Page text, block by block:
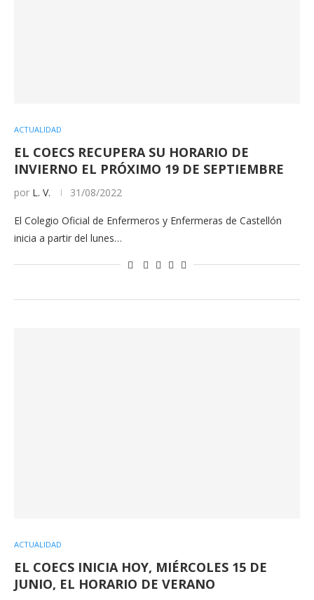
ACTUALIDAD
EL COECS RECUPERA SU HORARIO DE
INVIERNO EL PRÓXIMO 19 DE SEPTIEMBRE
por L. V. 31/08/2022
El Colegio Oficial de Enfermeros y Enfermeras de Castellón
inicia a partir del lunes…
ACTUALIDAD
EL COECS INICIA HOY, MIÉRCOLES 15 DE
JUNIO, EL HORARIO DE VERANO